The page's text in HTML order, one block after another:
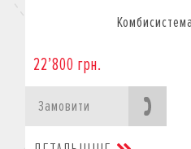
22’800 грн.
Замовити